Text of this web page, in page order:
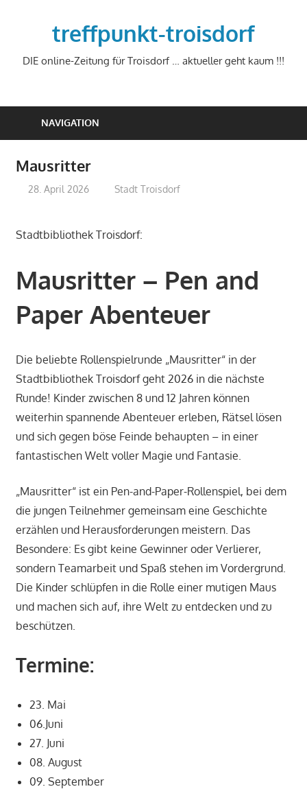
treffpunkt-troisdorf
DIE online-Zeitung für Troisdorf … aktueller geht kaum !!!
NAVIGATION
Mausritter
28. April 2026 treffpunkt
Stadt Troisdorf
Stadtbibliothek Troisdorf:
Mausritter – Pen and
Paper Abenteuer
Die beliebte Rollenspielrunde „Mausritter“ in der
Stadtbibliothek Troisdorf geht 2026 in die nächste
Runde! Kinder zwischen 8 und 12 Jahren können
weiterhin spannende Abenteuer erleben, Rätsel lösen
und sich gegen böse Feinde behaupten – in einer
fantastischen Welt voller Magie und Fantasie.
„Mausritter“ ist ein Pen-and-Paper-Rollenspiel, bei dem
die jungen Teilnehmer gemeinsam eine Geschichte
erzählen und Herausforderungen meistern. Das
Besondere: Es gibt keine Gewinner oder Verlierer,
sondern Teamarbeit und Spaß stehen im Vordergrund.
Die Kinder schlüpfen in die Rolle einer mutigen Maus
und machen sich auf, ihre Welt zu entdecken und zu
beschützen.
Termine:
23. Mai
06.Juni
27. Juni
08. August
09. September